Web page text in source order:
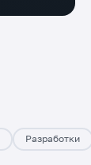
Разработки